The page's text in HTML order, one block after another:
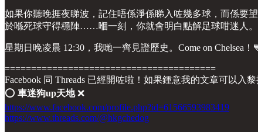
如果你聽晚捱夜睇波，記住唔係淨係睇入咗幾多球，而係要
於喺死球守得穩陣……嗰一刻，你就會明白點解足球咁迷人。
星期日晚凌晨 12:30，我哋一齊見證歷史。Come on Chelsea！
========================================
Facebook 同 Threads 已經開咗啦！如果鍾意我的文章可以入黎
⭕️ 車迷狗up天地❌
https://www.facebook.com/profile.php?id=61566593983419
https://www.threads.com/@hkgchedog